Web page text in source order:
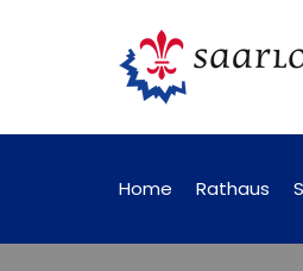
künftig online abrufbar
Home Rathaus